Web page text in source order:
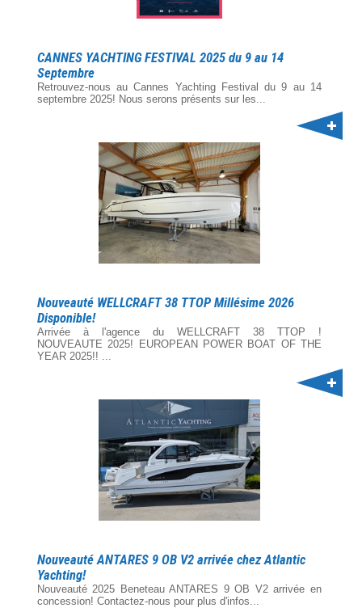
CANNES YACHTING FESTIVAL 2025 du 9 au 14
Septembre
Retrouvez-nous au Cannes Yachting Festival du 9 au 14
septembre 2025! Nous serons présents sur les...
Nouveauté WELLCRAFT 38 TTOP Millésime 2026
Disponible!
Arrivée à l'agence du WELLCRAFT 38 TTOP !
NOUVEAUTE 2025! EUROPEAN POWER BOAT OF THE
YEAR 2025!! ...
Nouveauté ANTARES 9 OB V2 arrivée chez Atlantic
Yachting!
Nouveauté 2025 Beneteau ANTARES 9 OB V2 arrivée en
concession! Contactez-nous pour plus d'infos...